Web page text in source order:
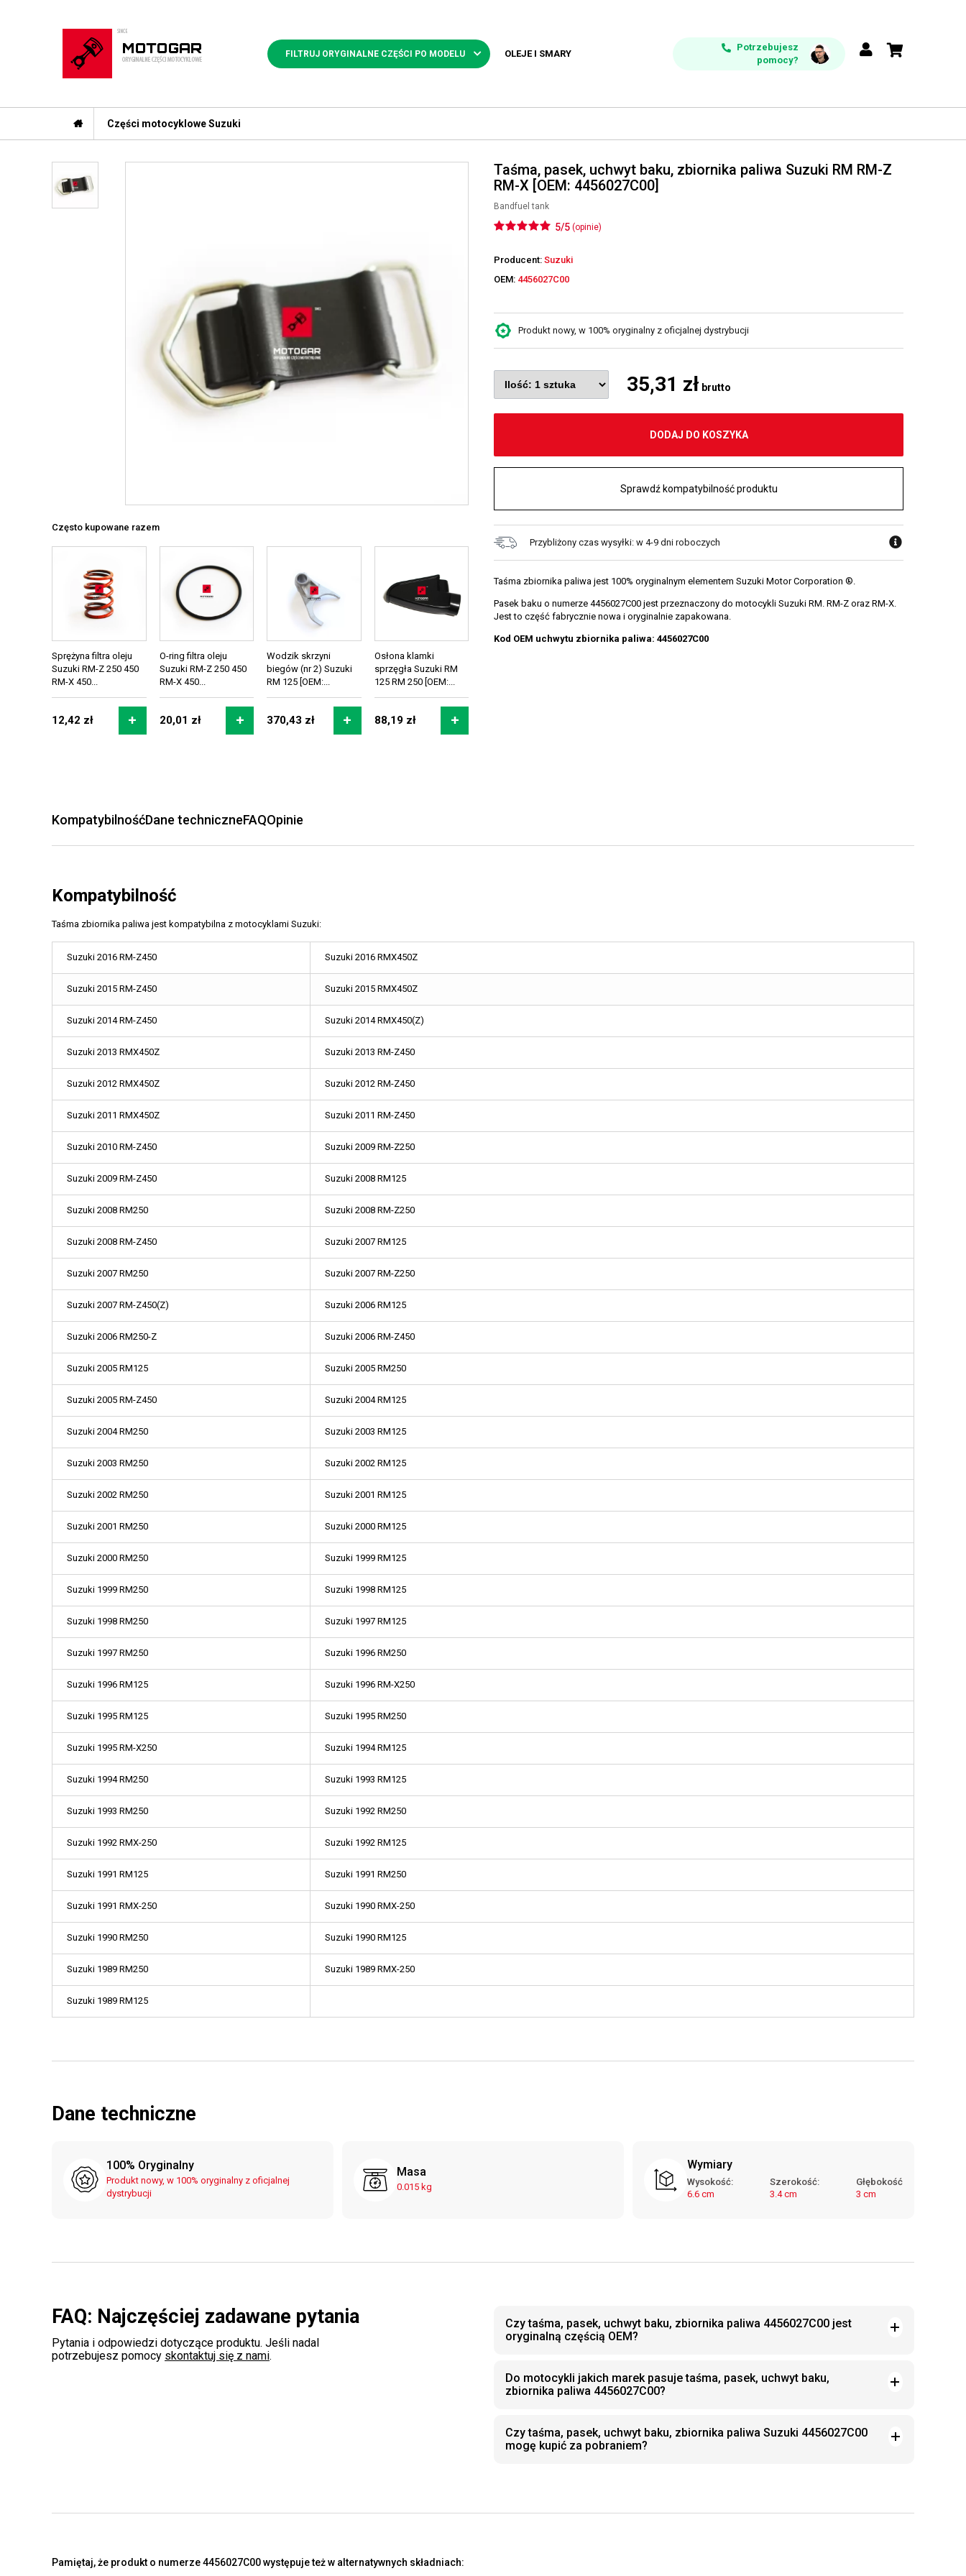
FILTRUJ ORYGINALNE CZĘŚCI PO MODELU OLEJE I SMARY
Potrzebujesz
pomocy?
Części motocyklowe Suzuki
Często kupowane razem
Sprężyna filtra oleju
Suzuki RM-Z 250 450
RM-X 450...
12,42 zł
O-ring filtra oleju
Suzuki RM-Z 250 450
RM-X 450...
20,01 zł
Wodzik skrzyni
biegów (nr 2) Suzuki
RM 125 [OEM:...
370,43 zł
Osłona klamki
sprzęgła Suzuki RM
125 RM 250 [OEM:...
88,19 zł
Taśma, pasek, uchwyt baku, zbiornika paliwa Suzuki RM RM-Z
RM-X [OEM: 4456027C00]
Bandfuel tank
5/5 (opinie)
Producent: Suzuki
OEM: 4456027C00
Produkt nowy, w 100% oryginalny z oficjalnej dystrybucji
35,31 zł brutto
DODAJ DO KOSZYKA
Sprawdź kompatybilność produktu
Przybliżony czas wysyłki: w 4-9 dni roboczych
Taśma zbiornika paliwa jest 100% oryginalnym elementem Suzuki Motor Corporation ®.
Pasek baku o numerze 4456027C00 jest przeznaczony do motocykli Suzuki RM. RM-Z oraz RM-X.
Jest to część fabrycznie nowa i oryginalnie zapakowana.
Kod OEM uchwytu zbiornika paliwa: 4456027C00
KompatybilnośćDane techniczneFAQOpinie
Kompatybilność
Taśma zbiornika paliwa jest kompatybilna z motocyklami Suzuki:
Suzuki 2016 RM-Z450 Suzuki 2016 RMX450Z
Suzuki 2015 RM-Z450 Suzuki 2015 RMX450Z
Suzuki 2014 RM-Z450 Suzuki 2014 RMX450(Z)
Suzuki 2013 RMX450Z Suzuki 2013 RM-Z450
Suzuki 2012 RMX450Z Suzuki 2012 RM-Z450
Suzuki 2011 RMX450Z Suzuki 2011 RM-Z450
Suzuki 2010 RM-Z450 Suzuki 2009 RM-Z250
Suzuki 2009 RM-Z450 Suzuki 2008 RM125
Suzuki 2008 RM250 Suzuki 2008 RM-Z250
Suzuki 2008 RM-Z450 Suzuki 2007 RM125
Suzuki 2007 RM250 Suzuki 2007 RM-Z250
Suzuki 2007 RM-Z450(Z) Suzuki 2006 RM125
Suzuki 2006 RM250-Z Suzuki 2006 RM-Z450
Suzuki 2005 RM125 Suzuki 2005 RM250
Suzuki 2005 RM-Z450 Suzuki 2004 RM125
Suzuki 2004 RM250 Suzuki 2003 RM125
Suzuki 2003 RM250 Suzuki 2002 RM125
Suzuki 2002 RM250 Suzuki 2001 RM125
Suzuki 2001 RM250 Suzuki 2000 RM125
Suzuki 2000 RM250 Suzuki 1999 RM125
Suzuki 1999 RM250 Suzuki 1998 RM125
Suzuki 1998 RM250 Suzuki 1997 RM125
Suzuki 1997 RM250 Suzuki 1996 RM250
Suzuki 1996 RM125 Suzuki 1996 RM-X250
Suzuki 1995 RM125 Suzuki 1995 RM250
Suzuki 1995 RM-X250 Suzuki 1994 RM125
Suzuki 1994 RM250 Suzuki 1993 RM125
Suzuki 1993 RM250 Suzuki 1992 RM250
Suzuki 1992 RMX-250 Suzuki 1992 RM125
Suzuki 1991 RM125 Suzuki 1991 RM250
Suzuki 1991 RMX-250 Suzuki 1990 RMX-250
Suzuki 1990 RM250 Suzuki 1990 RM125
Suzuki 1989 RM250 Suzuki 1989 RMX-250
Suzuki 1989 RM125
Dane techniczne
100% Oryginalny
Produkt nowy, w 100% oryginalny z oficjalnej
dystrybucji
Masa
0.015 kg
Wymiary
Wysokość:
6.6 cm
Szerokość:
3.4 cm
Głębokość
3 cm
FAQ: Najczęściej zadawane pytania
Pytania i odpowiedzi dotyczące produktu. Jeśli nadal
potrzebujesz pomocy skontaktuj się z nami.
Czy taśma, pasek, uchwyt baku, zbiornika paliwa 4456027C00 jest
oryginalną częścią OEM?
Do motocykli jakich marek pasuje taśma, pasek, uchwyt baku,
zbiornika paliwa 4456027C00?
Czy taśma, pasek, uchwyt baku, zbiornika paliwa Suzuki 4456027C00
mogę kupić za pobraniem?
Pamiętaj, że produkt o numerze 4456027C00 występuje też w alternatywnych składniach: